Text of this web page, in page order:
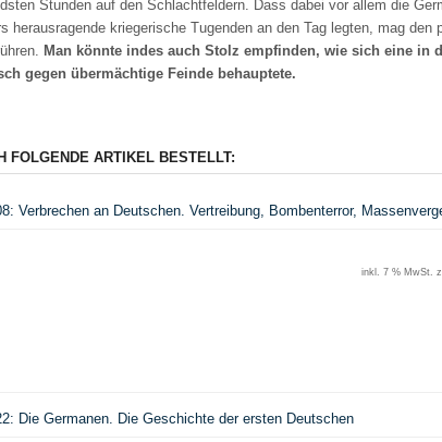
Stunden auf den Schlachtfeldern. Dass dabei vor allem die
kriegerische Tugenden an den Tag legten, mag den
Man könnte indes auch Stolz empfinden, wie sich eine in
gegen übermächtige Feinde behauptete.
FOLGENDE ARTIKEL BESTELLT:
Verbrechen an Deutschen. Vertreibung, Bombenterror,
inkl. 7 % MwSt.
Die Germanen. Die Geschichte der ersten Deutschen